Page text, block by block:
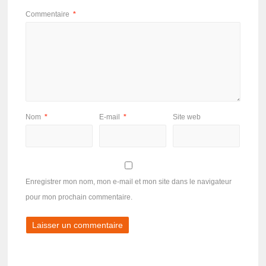
Commentaire *
Nom * E-mail * Site web
Enregistrer mon nom, mon e-mail et mon site dans le navigateur
pour mon prochain commentaire.